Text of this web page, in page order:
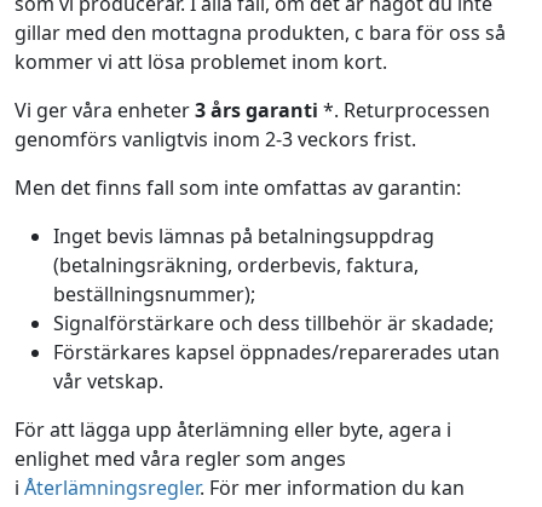
gillar med den mottagna produkten, c bara för oss så
kommer vi att lösa problemet inom kort.
Vi ger våra enheter3 års garanti *. Returprocessen
genomförs vanligtvis inom 2-3 veckors frist.
Men det finns fall som inte omfattas av garantin:
Inget bevis lämnas på betalningsuppdrag
(betalningsräkning, orderbevis, faktura,
beställningsnummer);
Signalförstärkare och dess tillbehör är skadade;
Förstärkares kapsel öppnades/reparerades utan
vår vetskap.
För att lägga upp återlämning eller byte, agera i
enlighet med våra regler som anges
i Återlämningsregler. För mer information du kan